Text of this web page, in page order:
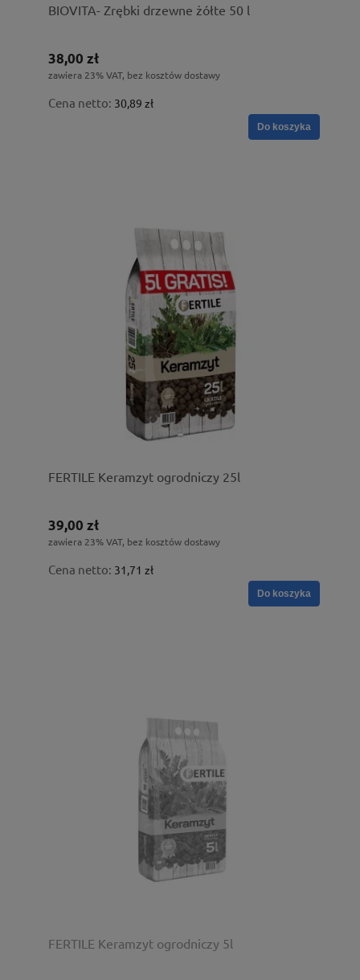
BIOVITA- Zrębki drzewne żółte 50 l
38,00 zł
zawiera 23% VAT, bez kosztów dostawy
Cena netto: 30,89 zł
Do koszyka
FERTILE Keramzyt ogrodniczy 25l
39,00 zł
zawiera 23% VAT, bez kosztów dostawy
Cena netto: 31,71 zł
Do koszyka
FERTILE Keramzyt ogrodniczy 5l